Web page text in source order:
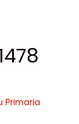
Primaria